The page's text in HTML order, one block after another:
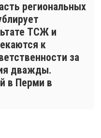
региональных
ТСЖ и
к
за
дважды.
в Перми в